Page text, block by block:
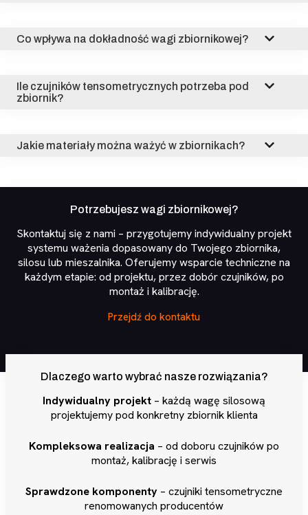
Co wpływa na dokładność wagi zbiornikowej?
Ile czujników tensometrycznych potrzeba pod
zbiornik?
Jakie materiały można ważyć w zbiornikach?
Potrzebujesz wagi zbiornikowej?
Skontaktuj się z nami – przygotujemy indywidualny projekt
systemu ważenia dopasowany do Twojego zbiornika,
silosu lub mieszalnika. Oferujemy wsparcie techniczne na
każdym etapie: od projektu, przez dobór czujników, po
montaż i kalibrację.
Przejdź do kontaktu
Dlaczego warto wybrać nasze rozwiązania?
Indywidualny projekt – każdą wagę silosową
projektujemy pod konkretny zbiornik klienta
Kompleksowa realizacja – od doboru czujników po
montaż, kalibrację i serwis
Sprawdzone komponenty – czujniki tensometryczne
renomowanych producentów